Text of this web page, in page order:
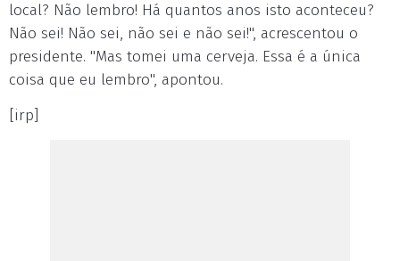
local? Não lembro! Há quantos anos isto aconteceu?
Não sei! Não sei, não sei e não sei!", acrescentou o
presidente. "Mas tomei uma cerveja. Essa é a única
coisa que eu lembro", apontou.
[irp]